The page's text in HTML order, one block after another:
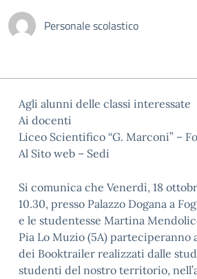
Personale scolastico
Agli alunni delle classi interessate
Ai docenti
Liceo Scientifico “G. Marconi” –
Al Sito web – Sedi
Si comunica che Venerdì, 18
10.30, presso Palazzo Dogana a
e le studentesse Martina
Pia Lo Muzio (5A) parteciperanno
dei Booktrailer realizzati dalle
studenti del nostro territorio,